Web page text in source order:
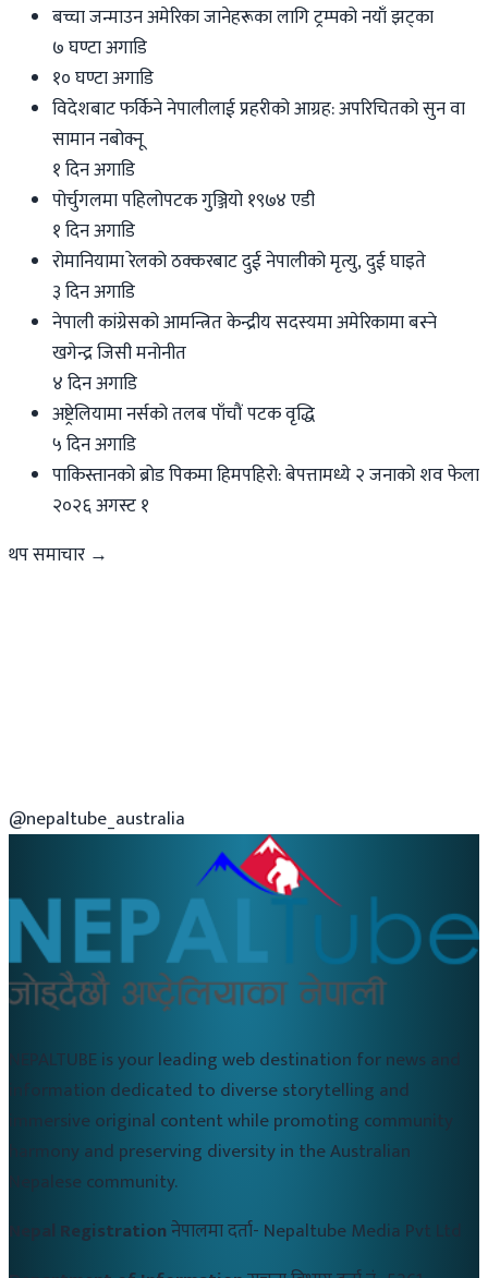
बच्चा जन्माउन अमेरिका जानेहरूका लागि ट्रम्पको नयाँ झट्का
७ घण्टा अगाडि
१० घण्टा अगाडि
विदेशबाट फर्किने नेपालीलाई प्रहरीको आग्रह: अपरिचितको सुन वा
सामान नबोक्नू
१ दिन अगाडि
पोर्चुगलमा पहिलोपटक गुञ्जियो १९७४ एडी
१ दिन अगाडि
रोमानियामा रेलको ठक्करबाट दुई नेपालीको मृत्यु, दुई घाइते
३ दिन अगाडि
नेपाली कांग्रेसको आमन्त्रित केन्द्रीय सदस्यमा अमेरिकामा बस्ने
खगेन्द्र जिसी मनोनीत
४ दिन अगाडि
अष्ट्रेलियामा नर्सको तलब पाँचौं पटक वृद्धि
५ दिन अगाडि
पाकिस्तानको ब्रोड पिकमा हिमपहिरो: बेपत्तामध्ये २ जनाको शव फेला
२०२६ अगस्ट १
थप समाचार →
@nepaltube_australia
NEPALTUBE is your leading web destination for news and
information dedicated to diverse storytelling and
immersive original content while promoting community
harmony and preserving diversity in the Australian
Nepalese community.
Nepal Registrationनेपालमा दर्ता- Nepaltube Media Pvt Ltd